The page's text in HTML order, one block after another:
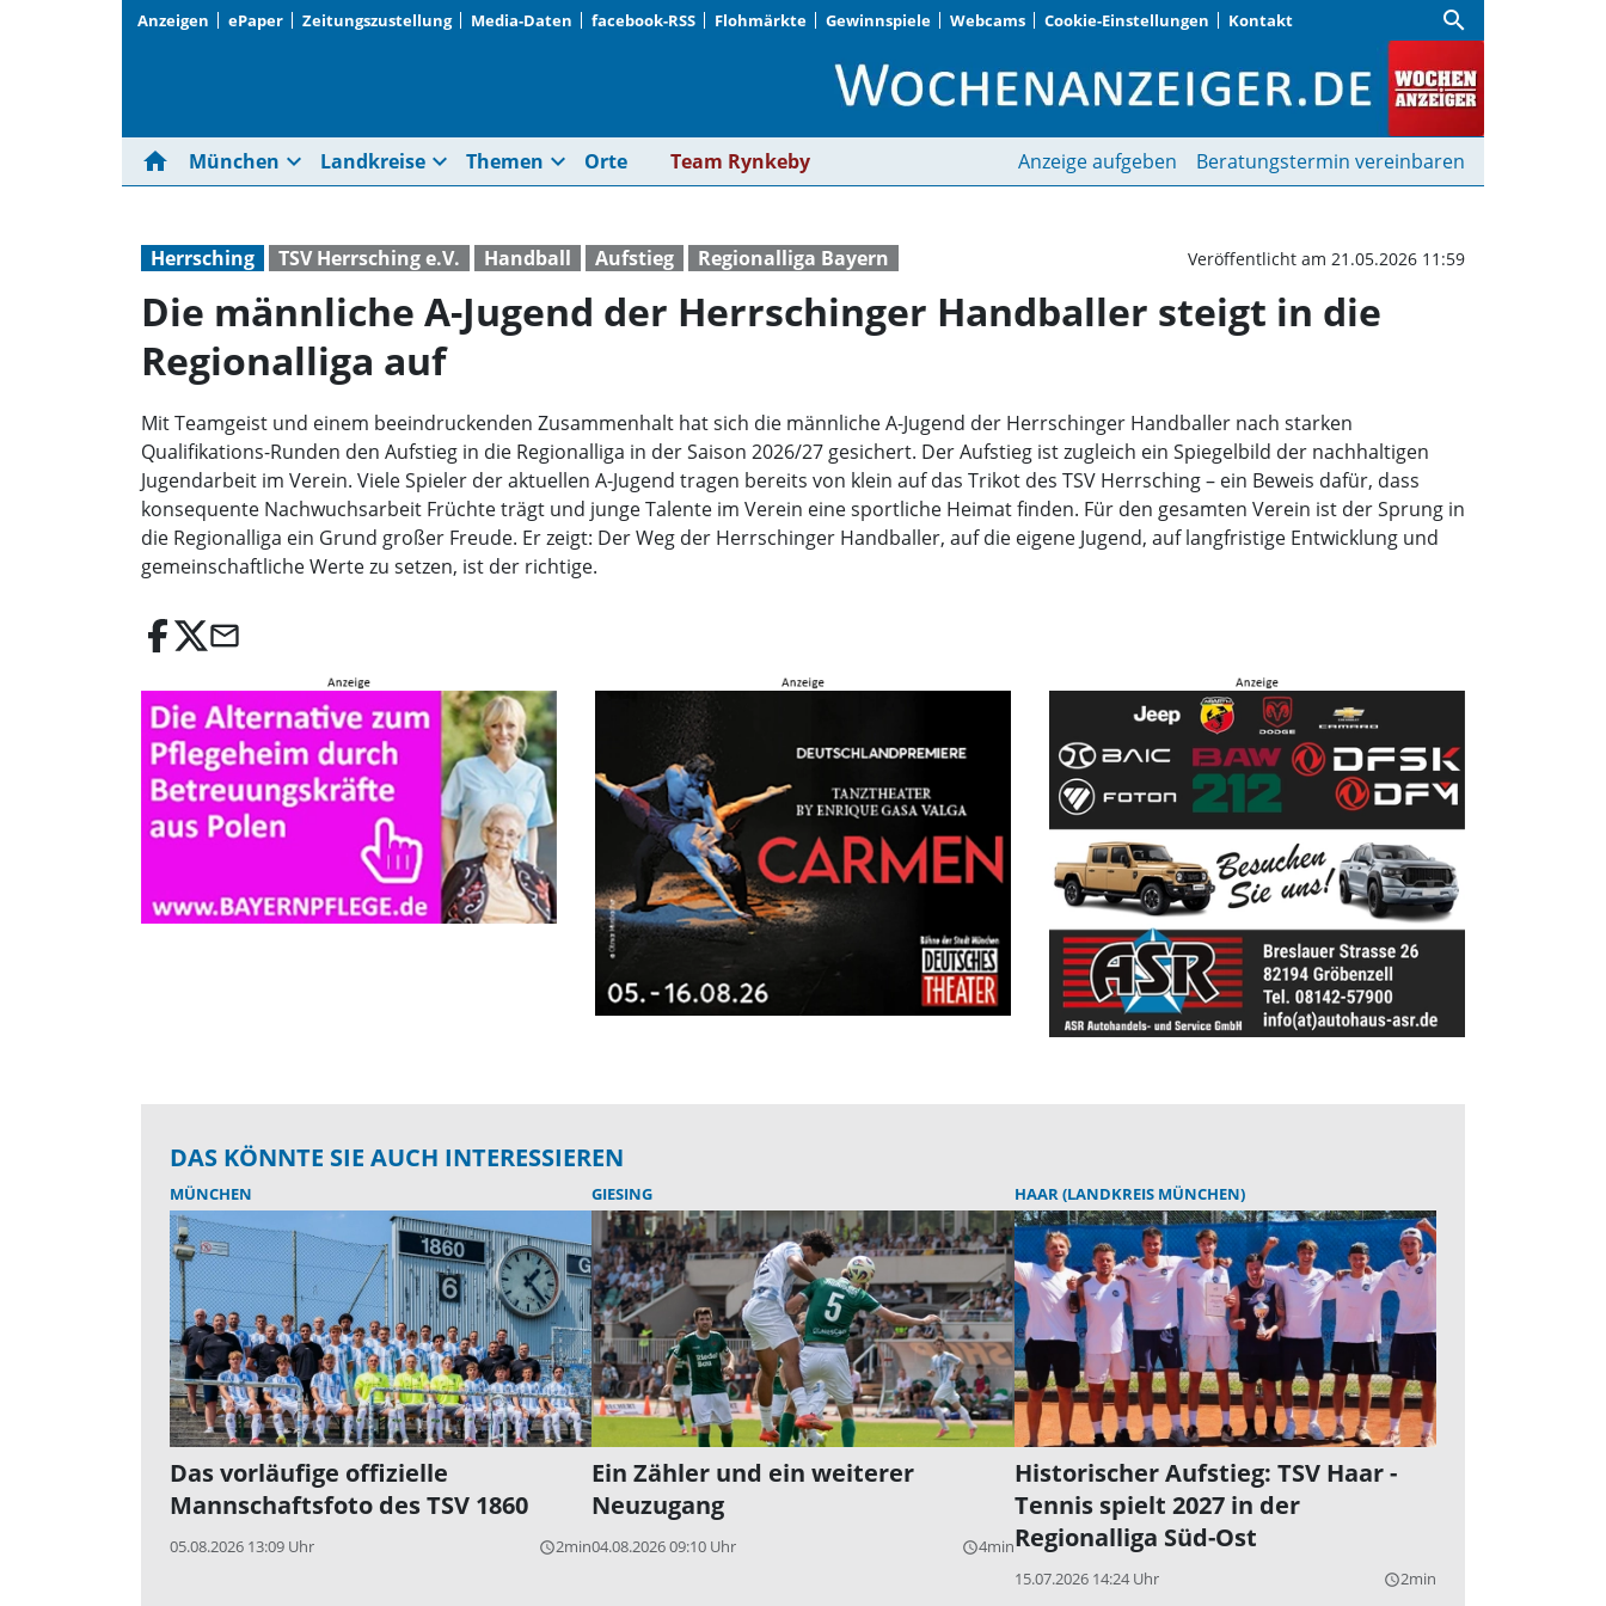
Anzeigen ePaper Zeitungszustellung Media-Daten facebook-RSS Flohmärkte Gewinnspiele Webcams Cookie-Einstellungen Kontakt search
Die männliche A-Jugend der Herrschinger
home München expand_more Landkreise expand_more Themen expand_more Orte Team Rynkeby Anzeige aufgeben Beratungstermin vereinbaren
Herrsching TSV Herrsching e.V. Handball Aufstieg Regionalliga Bayern Veröffentlicht am 21.05.2026 11:59
Die männliche A-Jugend der Herrschinger Handballer steigt in die
Regionalliga auf
Mit Teamgeist und einem beeindruckenden Zusammenhalt hat sich die männliche A-Jugend der Herrschinger Handballer nach starken
Qualifikations-Runden den Aufstieg in die Regionalliga in der Saison 2026/27 gesichert. Der Aufstieg ist zugleich ein Spiegelbild der nachhaltigen
Jugendarbeit im Verein. Viele Spieler der aktuellen A-Jugend tragen bereits von klein auf das Trikot des TSV Herrsching – ein Beweis dafür, dass
konsequente Nachwuchsarbeit Früchte trägt und junge Talente im Verein eine sportliche Heimat finden. Für den gesamten Verein ist der Sprung in
die Regionalliga ein Grund großer Freude. Er zeigt: Der Weg der Herrschinger Handballer, auf die eigene Jugend, auf langfristige Entwicklung und
gemeinschaftliche Werte zu setzen, ist der richtige.
email
DAS KÖNNTE SIE AUCH INTERESSIEREN
MÜNCHEN
Das vorläufige offizielle
Mannschaftsfoto des TSV 1860
05.08.2026 13:09 Uhr query_builder2min
GIESING
Ein Zähler und ein weiterer
Neuzugang
04.08.2026 09:10 Uhr query_builder4min
HAAR (LANDKREIS MÜNCHEN)
Historischer Aufstieg: TSV Haar -
Tennis spielt 2027 in der
Regionalliga Süd-Ost
15.07.2026 14:24 Uhr query_builder2min